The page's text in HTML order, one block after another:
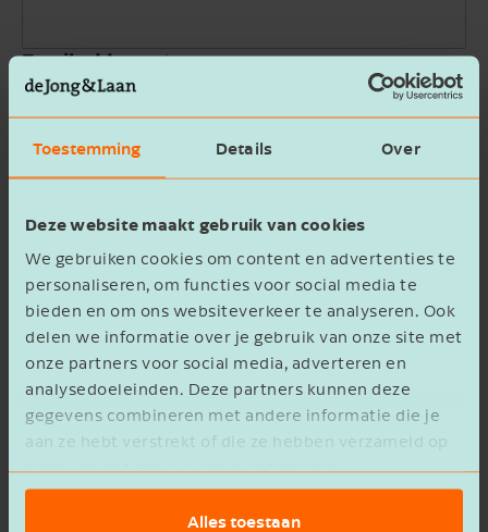
Toestemming Details Over
Deze website maakt gebruik van cookies
We gebruiken cookies om content en advertenties te
personaliseren, om functies voor social media te
bieden en om ons websiteverkeer te analyseren. Ook
delen we informatie over je gebruik van onze site met
onze partners voor social media, adverteren en
analysedoeleinden. Deze partners kunnen deze
gegevens combineren met andere informatie die je
aan ze hebt verstrekt of die ze hebben verzameld op
basis van het gebruik van hun services.
Alles toestaan
Email address
I agree to theprivacy statement
Verzenden